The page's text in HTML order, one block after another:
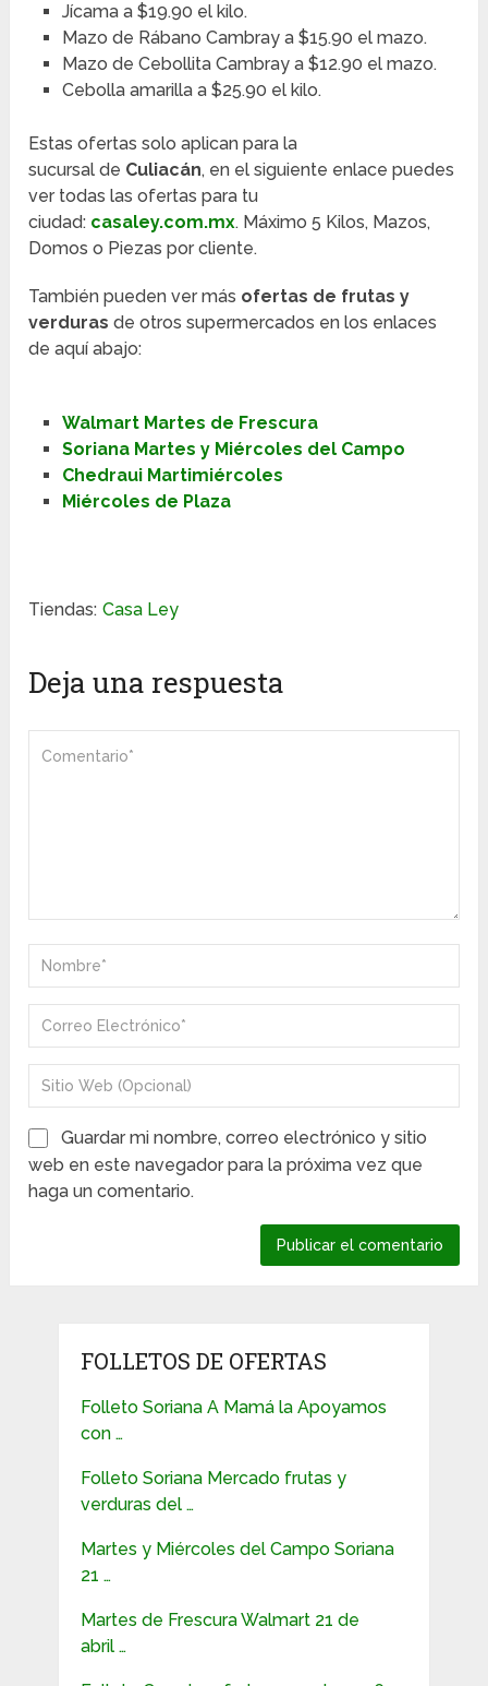
Jícama a $19.90 el kilo.
Mazo de Rábano Cambray a $15.90 el mazo.
Mazo de Cebollita Cambray a $12.90 el mazo.
Cebolla amarilla a $25.90 el kilo.
Estas ofertas solo aplican para la
sucursal de Culiacán, en el siguiente enlace puedes
ver todas las ofertas para tu
ciudad: casaley.com.mx. Máximo 5 Kilos, Mazos,
Domos o Piezas por cliente.
También pueden ver más ofertas de frutas y
verdurasde otros supermercados en los enlaces
de aquí abajo:
Walmart Martes de Frescura
Soriana Martes y Miércoles del Campo
Chedraui Martimiércoles
Miércoles de Plaza
Tiendas: Casa Ley
Deja una respuesta
Guardar mi nombre, correo electrónico y sitio
web en este navegador para la próxima vez que
haga un comentario.
FOLLETOS DE OFERTAS
Folleto Soriana A Mamá la Apoyamos
con …
Folleto Soriana Mercado frutas y
verduras del …
Martes y Miércoles del Campo Soriana
21 …
Martes de Frescura Walmart 21 de
abril …